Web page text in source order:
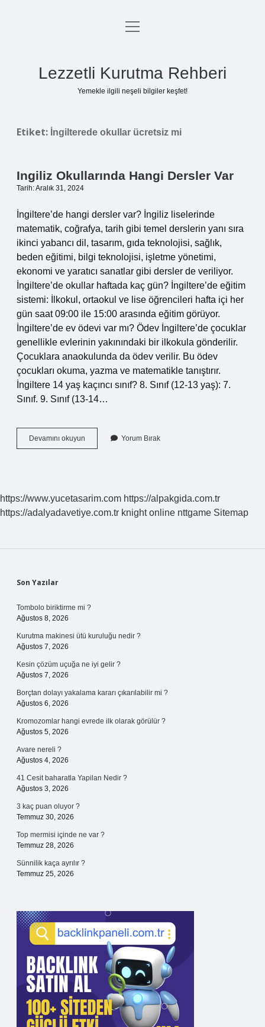
Anasayfa
menüyü
Lezzetli Kurutma Rehberi
Yemekle ilgili neşeli bilgiler keşfet!
Etiket: İngilterede okullar ücretsiz mi
Ingiliz Okullarında Hangi Dersler Var
Tarih: Aralık 31, 2024
İngiltere’de hangi dersler var? İngiliz liselerinde
matematik, coğrafya, tarih gibi temel derslerin yanı sıra
ikinci yabancı dil, tasarım, gıda teknolojisi, sağlık,
beden eğitimi, bilgi teknolojisi, işletme yönetimi,
ekonomi ve yaratıcı sanatlar gibi dersler de veriliyor.
İngiltere’de okullar haftada kaç gün? İngiltere’de eğitim
sistemi: İlkokul, ortaokul ve lise öğrencileri hafta içi her
gün saat 09:00 ile 15:00 arasında eğitim görüyor.
İngiltere’de ev ödevi var mı? Ödev İngiltere’de çocuklar
genellikle evlerinin yakınındaki bir ilkokula gönderilir.
Çocuklara anaokulunda da ödev verilir. Bu ödev
çocukları okuma, yazma ve matematikle tanıştırır.
İngiltere 14 yaş kaçıncı sınıf? 8. Sınıf (12-13 yaş): 7.
Sınıf. 9. Sınıf (13-14…
Devamını okuyun
Okullarında
Yorum Bırak
https://www.yucetasarim.com https://alpakgida.com.tr
https://adalyadavetiye.com.tr knight online nttgame Sitemap
Sidebar
Son Yazılar
Tombolo biriktirme mi ?
Ağustos 8, 2026
Kurutma makinesi ütü kuruluğu nedir ?
Ağustos 7, 2026
Kesin çözüm uçuğa ne iyi gelir ?
Ağustos 7, 2026
Borçtan dolayı yakalama kararı çıkarılabilir mi ?
Ağustos 6, 2026
Kromozomlar hangi evrede ilk olarak görülür ?
Ağustos 5, 2026
Avare nereli ?
Ağustos 4, 2026
41 Cesit baharatla Yapilan Nedir ?
Ağustos 3, 2026
3 kaç puan oluyor ?
Temmuz 30, 2026
Top mermisi içinde ne var ?
Temmuz 28, 2026
Sünnilik kaça ayrılır ?
Temmuz 25, 2026